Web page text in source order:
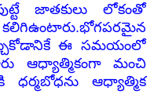
జాతకులు లోకంతో
ఈ సమయంలో
ఆధ్యాత్మికంగా మంచి
ధర్మబోధను ఆధ్యాత్మిక